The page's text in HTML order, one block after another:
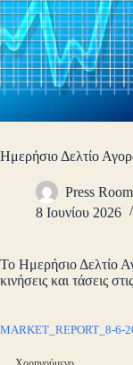
Ημερήσιο Δελτίο
Press
8 Ιουνίου 2026
Το Ημερήσιο Δελτίο
κινήσεις και τάσεις
MARKET_REPORT_8-6-